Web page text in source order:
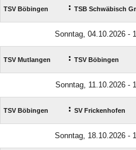
TSV Böbingen : TSB Schwäbisch
Sonntag, 04.10.2026 -
TSV Mutlangen : TSV Böbingen
Sonntag, 11.10.2026 -
TSV Böbingen : SV Frickenhofen
Sonntag, 18.10.2026 -